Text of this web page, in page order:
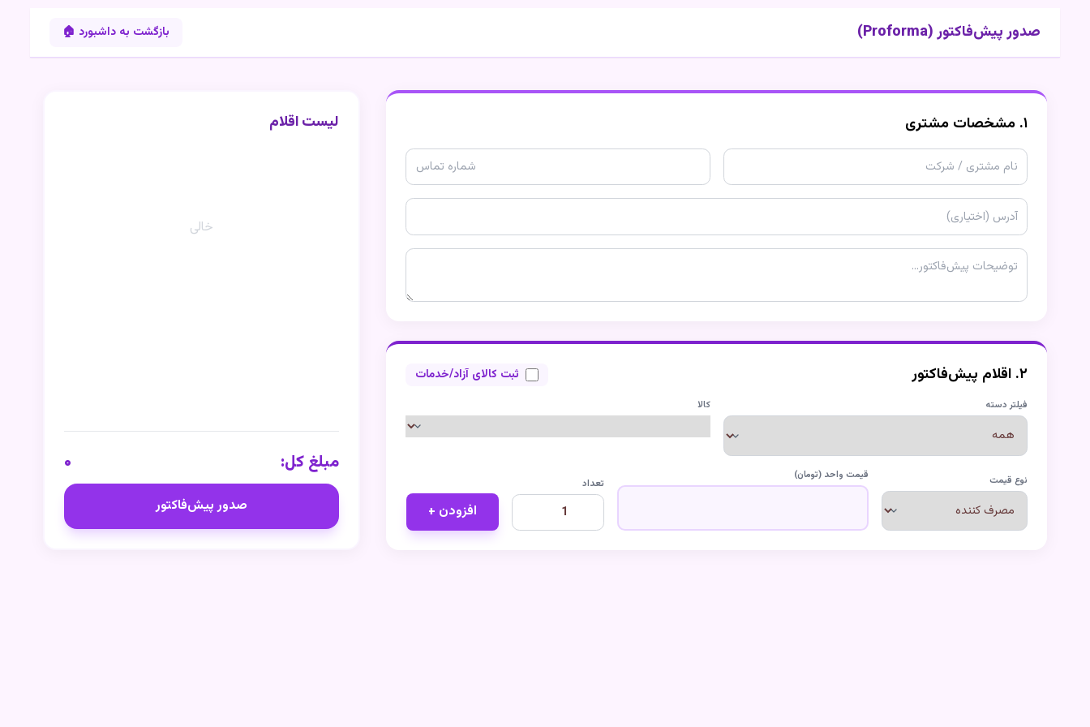
صدور پیش‌فاکتور (Proforma) بازگشت به داشبورد 🏠
۱. مشخصات مشتری
۲. اقلام پیش‌فاکتور ثبت کالای آزاد/خدمات
فیلتر دسته کالا
نوع قیمت قیمت واحد (تومان)
تعداد
افزودن +
لیست اقلام
خالی
مبلغ کل: ۰
صدور پیش‌فاکتور